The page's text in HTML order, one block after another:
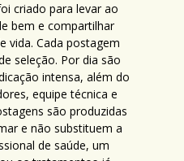
criado para levar ao
bem e compartilhar
vida. Cada postagem
seleção. Por dia são
intensa, além do
equipe técnica e
são produzidas
e não substituem a
de saúde, um